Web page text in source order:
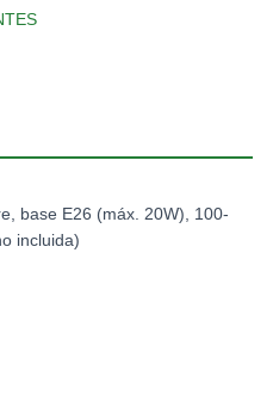
base E26 (máx. 20W), 100-
incluida)